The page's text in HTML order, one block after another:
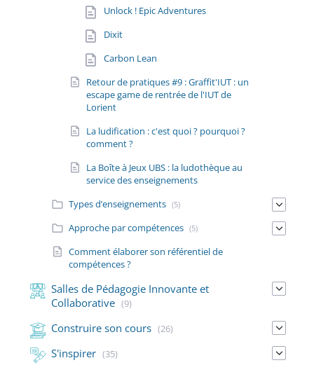
Unlock ! Epic Adventures
Dixit
Carbon Lean
Retour de pratiques #9 : Graffit'IUT : un
escape game de rentrée de l'IUT de
Lorient
La ludification : c'est quoi ? pourquoi ?
comment ?
La Boîte à Jeux UBS : la ludothèque au
service des enseignements
Types d’enseignements (5)
Approche par compétences (5)
Comment élaborer son référentiel de
compétences ?
Salles de Pédagogie Innovante et
Collaborative (9)
Construire son cours (26)
S'inspirer (35)